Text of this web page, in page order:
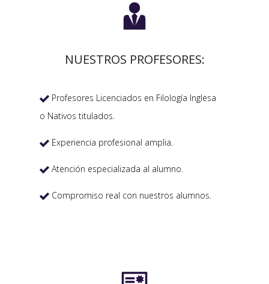

NUESTROS PROFESORES:
 Profesores Licenciados en Filología Inglesa
o Nativos titulados.
 Experiencia profesional amplia.
 Atención especializada al alumno.
 Compromiso real con nuestros alumnos.